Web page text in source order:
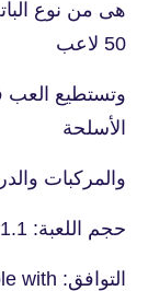
هى من نوع
50 لاعب
وتستطيع العب
الأسلحة
والمركبات
حجم اللعبة: 1.1 جيجابايت
التوافق: Requires iOS 8.0 or later. Compatible with